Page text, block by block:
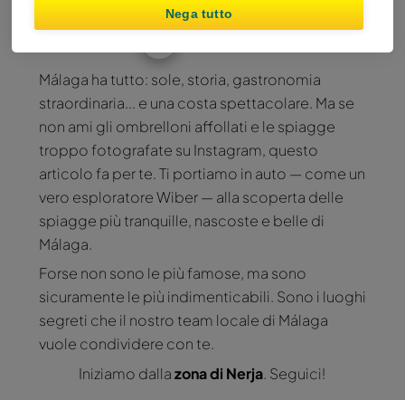
Málaga ha tutto: sole, storia, gastronomia
straordinaria... e una costa spettacolare. Ma se
non ami gli ombrelloni affollati e le spiagge
troppo fotografate su Instagram, questo
articolo fa per te. Ti portiamo in auto — come un
vero esploratore Wiber — alla scoperta delle
spiagge più tranquille, nascoste e belle di
Málaga.
Forse non sono le più famose, ma sono
sicuramente le più indimenticabili. Sono i luoghi
segreti che il nostro team locale di Málaga
vuole condividere con te.
Iniziamo dallazona di Nerja. Seguici!
Nega tutto